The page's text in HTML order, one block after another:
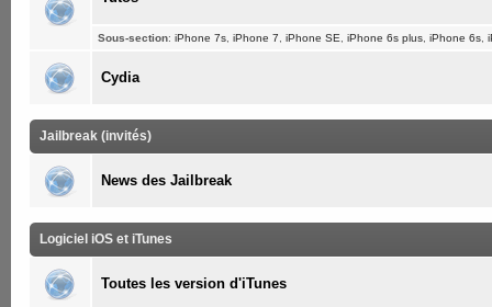
Sous-section: iPhone 7s iPhone 7 iPhone SE iPhone 6s plus iPhone 6s
Cydia
Jailbreak (invités)
News des Jailbreak
Logiciel iOS et iTunes
Toutes les version d'iTunes